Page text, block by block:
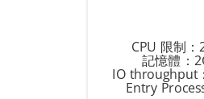
CPU 限制：
記憶體：
IO throughput
Entry